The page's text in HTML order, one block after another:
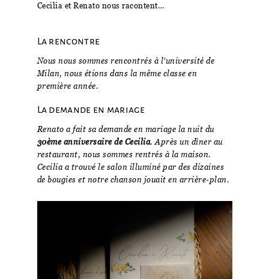
Cecilia et Renato nous racontent…
La rencontre
Nous nous sommes rencontrés à l’université de
Milan, nous étions dans la même classe en
première année.
La demande en mariage
Renato a fait sa demande en mariage la nuit du
30ème anniversaire de Cecilia. Après un dîner au
restaurant, nous sommes rentrés à la maison.
Cecilia a trouvé le salon illuminé par des dizaines
de bougies et notre chanson jouait en arrière-plan.